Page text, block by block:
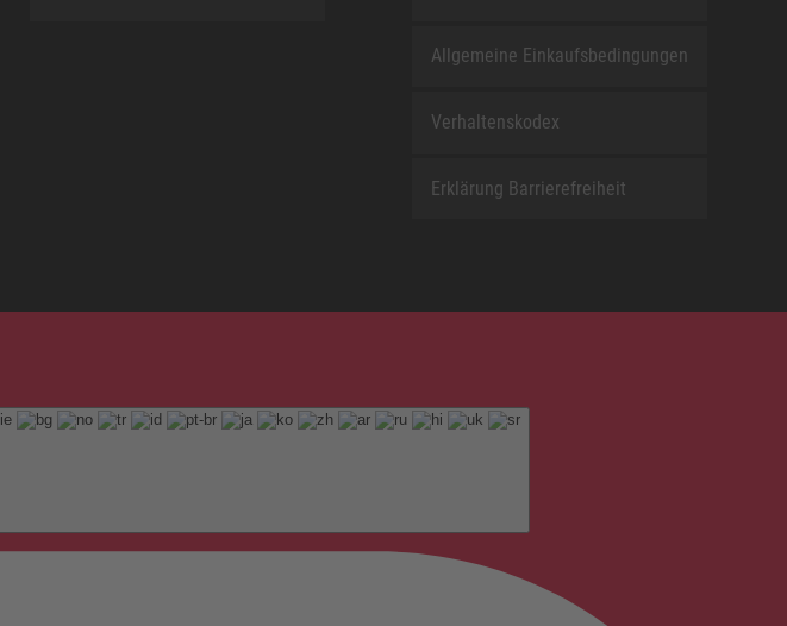
Allgemeine Einkaufsbedingungen
Verhaltenskodex
Erklärung Barrierefreiheit